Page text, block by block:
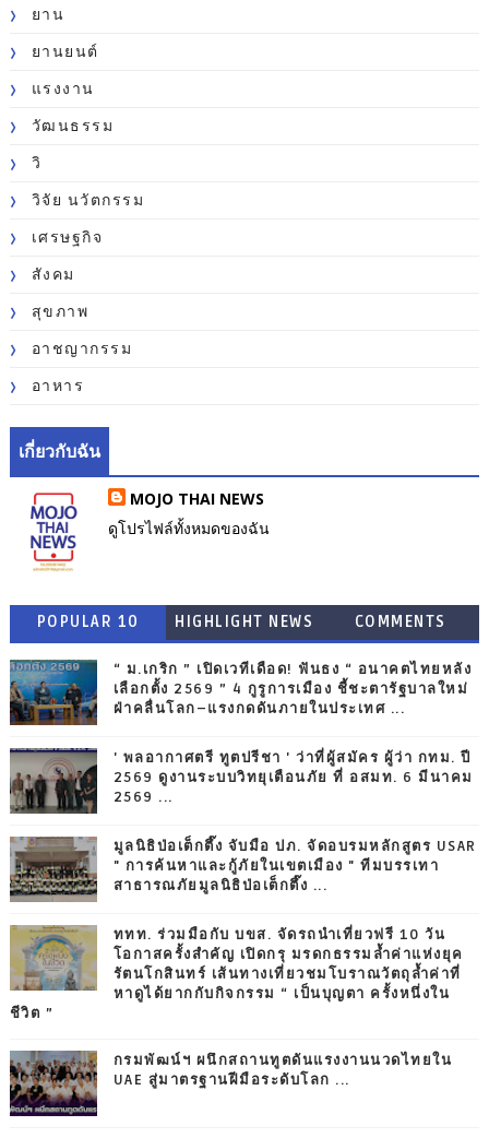
ยาน
ยานยนต์
แรงงาน
วัฒนธรรม
วิ
วิจัย นวัตกรรม
เศรษฐกิจ
สังคม
สุขภาพ
อาชญากรรม
อาหาร
เกี่ยวกับฉัน
MOJO THAI NEWS
ดูโปรไฟล์ทั้งหมดของฉัน
POPULAR 10 HIGHLIGHT NEWS COMMENTS
“ ม.เกริก ” เปิดเวทีเดือด! ฟันธง “ อนาคตไทยหลัง
เลือกตั้ง 2569 ” 4 กูรูการเมือง ชี้ชะตารัฐบาลใหม่
ฝ่าคลื่นโลก–แรงกดดันภายในประเทศ ...
' พลอากาศตรี ทูตปรีชา ' ว่าที่ผู้สมัคร ผู้ว่า กทม. ปี
2569 ดูงานระบบวิทยุเตือนภัย ที่ อสมท. 6 มีนาคม
2569 ...
มูลนิธิป่อเต็กตึ๊ง จับมือ ปภ. จัดอบรมหลักสูตร USAR
" การค้นหาและกู้ภัยในเขตเมือง " ทีมบรรเทา
สาธารณภัยมูลนิธิป่อเต็กตึ๊ง ...
ททท. ร่วมมือกับ บขส. จัดรถนำเที่ยวฟรี 10 วัน
โอกาสครั้งสำคัญ เปิดกรุ มรดกธรรมล้ำค่าแห่งยุค
รัตนโกสินทร์ เส้นทางเที่ยวชมโบราณวัตถุล้ำค่าที่
หาดูได้ยากกับกิจกรรม “ เป็นบุญตา ครั้งหนึ่งใน
ชีวิต ”
กรมพัฒน์ฯ ผนึกสถานทูตดันแรงงานนวดไทยใน
UAE สู่มาตรฐานฝีมือระดับโลก ...